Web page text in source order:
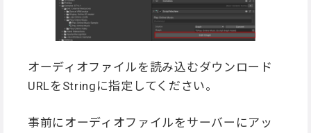
オーディオファイルを読み込むダウンロード
URLをStringに指定してください。
事前にオーディオファイルをサーバーにアッ